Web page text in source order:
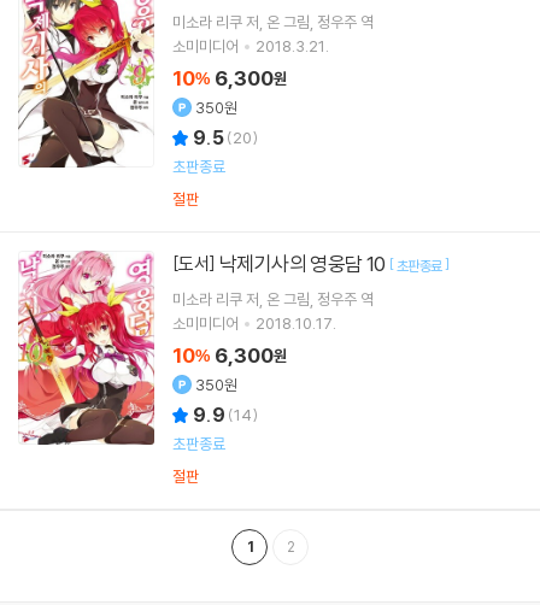
미소라 리쿠저 온그림 정우주 역
소미미디어
2018.3.21.
10% 6,300원
350원
9.5(20)
초판종료
절판
[도서] 낙제기사의 영웅담 10 [초판종료]
미소라 리쿠저 온그림 정우주 역
소미미디어
2018.10.17.
10% 6,300원
350원
9.9 (14)
초판종료
절판
1 2